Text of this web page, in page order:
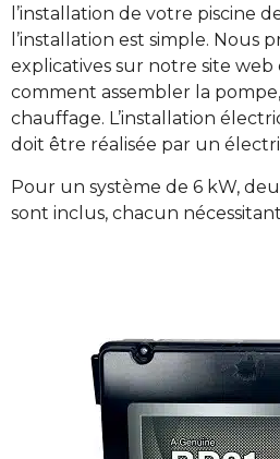
l’installation de votre piscine
l’installation est simple. Nous
explicatives sur notre site
comment assembler la
chauffage. L’installation
doit être réalisée par un
Pour un système de 6 kW,
sont inclus, chacun